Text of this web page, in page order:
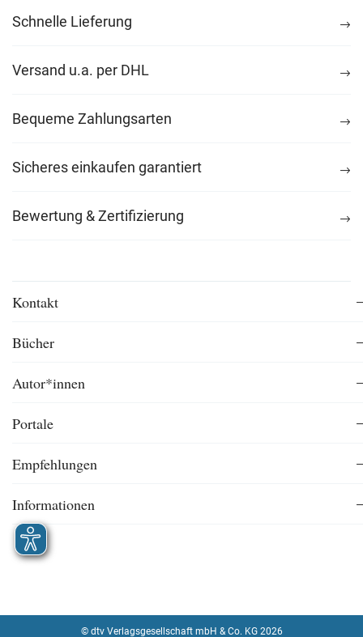
Schnelle Lieferung
Versand u.a. per DHL
Bequeme Zahlungsarten
Sicheres einkaufen garantiert
Bewertung & Zertifizierung
Kontakt
Bücher
Autor*innen
Portale
Empfehlungen
Informationen
© dtv Verlagsgesellschaft mbH & Co. KG 2026